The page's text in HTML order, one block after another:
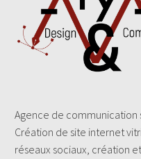
Agence de communication
Création de site internet
réseaux sociaux, création